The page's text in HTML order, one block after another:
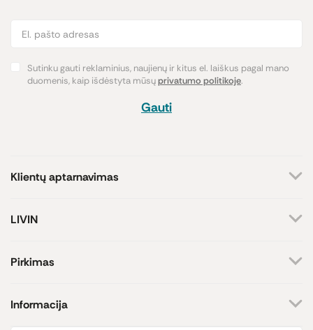
Sutinku gauti reklaminius, naujienų ir kitus el. laiškus pagal mano
duomenis, kaip išdėstyta mūsųprivatumo politikoje.
Gauti
Klientų aptarnavimas
Rašyti užklausą
Atsakome darbo dienomis
LIVIN
Kontaktai
Prekių ženklai
Pirkimas
Pristatymas
Informacija